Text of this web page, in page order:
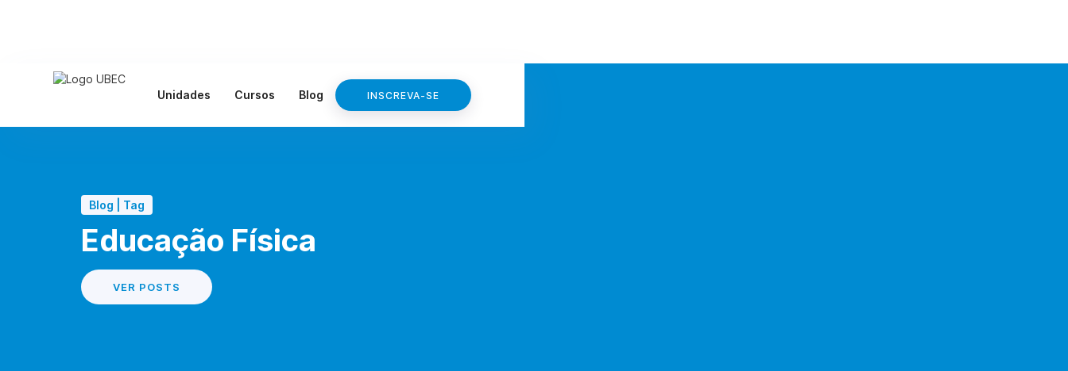
Unidades Cursos Blog INSCREVA-SE
Blog | Tag
Educação Física
VER POSTS